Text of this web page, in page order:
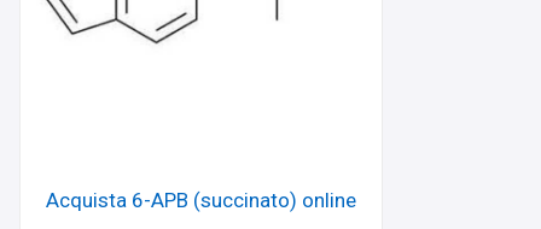
Acquista 6-APB (succinato) online